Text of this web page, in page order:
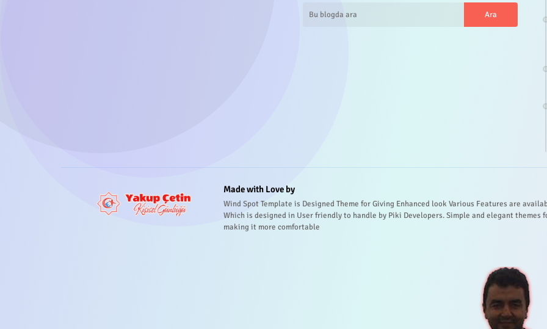
Made with Love by
Wind Spot Template is Designed Theme for Giving Enhanced look Various Features are
Which is designed in User friendly to handle by Piki Developers. Simple and elegant themes
making it more comfortable